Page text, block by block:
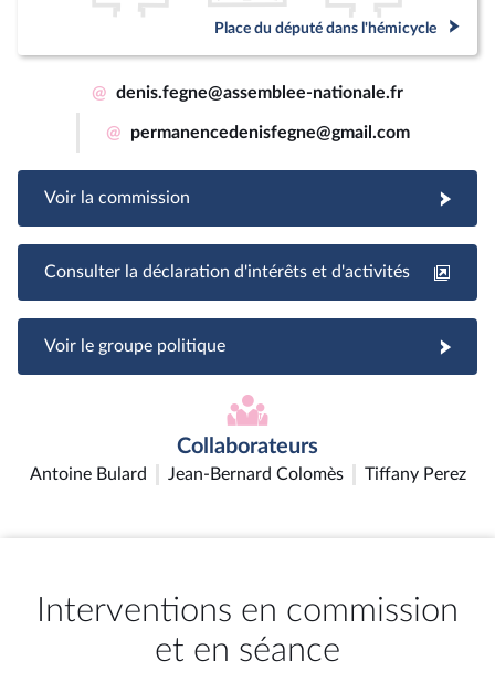
Place du député dans l'hémicycle
@ denis.fegne@assemblee-nationale.fr
@ permanencedenisfegne@gmail.com
Voir la commission
Consulter la déclaration d'intérêts et d'activités
Voir le groupe politique
Collaborateurs
Antoine Bulard Jean-Bernard Colomès Tiffany Perez
Interventions en commission
et en séance